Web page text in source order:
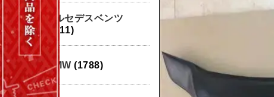
メルセデスベンツ
(1911)
BMW (1788)